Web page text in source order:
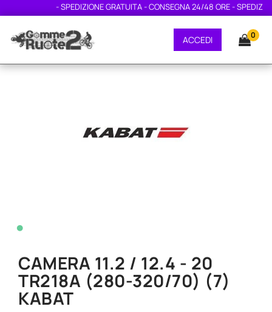
- SPEDIZIONE GRATUITA - CONSEGNA 24/48 ORE -
ACCEDI 0
•
CAMERA 11.2 / 12.4 - 20
TR218A (280-320/70) (7)
KABAT